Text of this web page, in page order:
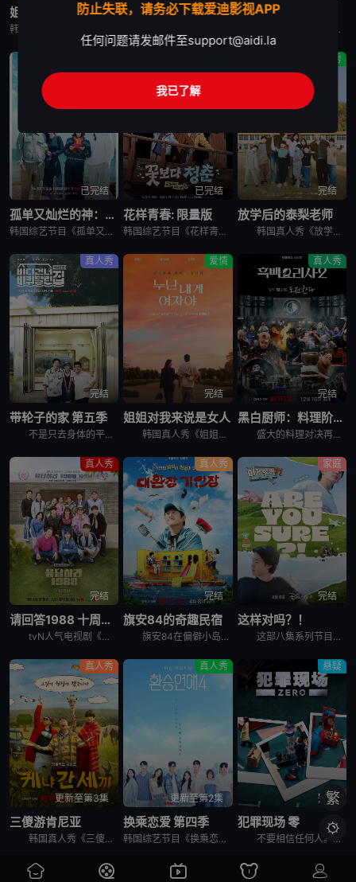
姐姐对我来说是女人2 孝利家民宿 第一季 孝利家民宿 第二季
韩国综艺节目《孝利家民宿 第二季》又名：효리네 민박2，讲述了：《孝利家民宿 第二季》继续讲述李尚顺、李孝利夫妇在自家民宿接待客人的故事，本季将展现冬季济州岛的美景，而民宿新职员林允儿和短期兼职生朴宝
已完结
孤单又灿烂的神：鬼怪十周年特辑
韩国综艺节目《孤单又灿烂的神：鬼怪十周年特辑》又名：鬼怪十周年特别篇,鬼怪十周年之旅(台),도깨비 10주년，讲述了：为纪念开播十周年，剧中主演睽违多年再度聚首，展开特別旅行，重访经典场景、回顾难忘台
已完结
花样青春: 限量版
韩国综艺节目《花样青春: 限量版》的妙趣在于突发旅行。突然告诉出演者去旅行的日程，出演者带着制作组原封不动地给的每人10万韩元经费，于2026年2月24日通过频道十五夜直播被绑架到旅行地。出演人员是郑
真人秀
完结
放学后的泰梨老师
韩国真人秀《放学后的泰梨老师》讲述的，是金泰梨成为某乡村小学的戏剧班老师，给学生们上戏剧课的节目。 成为充满热情的演技老师金泰梨和可爱学生们展开的特别旅程，将为观众带来纯真的笑容和感动。
真人秀
完结
带轮子的家 第五季
不是只去身体的平凡旅行， &nbsp; &nbsp; &nbsp; &nbsp; &nbsp; &nbsp; &nbsp; &nbsp; &nbsp; &nbsp; &nbsp; &nbsp; &
爱情
完结
姐姐对我来说是女人
韩国真人秀《姐姐对我来说是女人》讲述了，超越年龄差距这一现实的障碍，在爱情面前果敢坦率的姐弟恋男女们挑性真诚的恋爱细胞再生真人秀。
真人秀
完结
黑白厨师：料理阶级战争 第二季
盛大的料理对决再度展开，新一批“黑汤匙”厨师迎战实力坚强的“白汤匙”主厨。谁能在火热竞赛中脱颖而出？谁会黯然退场？
真人秀
完结
请回答1988 十周年MT
tvN人气电视剧《请回答1988》主演们为迎接10周年而出发的两天一夜旅行，大家聚在一起按照电视剧的主题，穿搭了符合1988年的时代发型和服装风格。
真人秀
完结
旗安84的奇趣民宿
旗安84在偏僻小岛上开设让人逃离烦嚣的另类民宿，由防弹少年团Jin和池艺恩带领客人进行有趣的冒险，过程中也少不了各种爆笑的突发状况。
家庭
完结
这样对吗？！
这部八集系列节目拍摄于2023年，在朴智旻和田柾国入伍韩国军队之前，它记录了两人前往三个标志性全球目的地的旅行：美国纽约州、韩国济州岛和日本札幌。 &nbsp; &nbsp; &nbsp; &nb
真人秀
更新至第3集
三傻游肯尼亚
韩国真人秀《三傻游肯尼亚》讲述了：李寿根、殷志源和曹圭贤在肯尼亚重聚，开启一段意想不到的旅行冒险之旅。在令人叹为观止的非洲荒野背景下，展现他们标志性的机智幽默、轻松打趣和深厚友谊。
真人秀
更新至第2集
换乘恋爱 第四季
韩国综艺节目《换乘恋爱 第四季》。
悬疑
完结
犯罪现场 零
不要相信任何人。任何人都有可能成为犯人。在6名玩家之间展开的异想天开的推理战争。超越韩国，将迎来吸引全球观众的传奇角色扮演推理综艺的新篇章。
繁

防止失联，请务必下载爱迪影视APP
任何问题请发邮件至support@aidi.la
我已了解